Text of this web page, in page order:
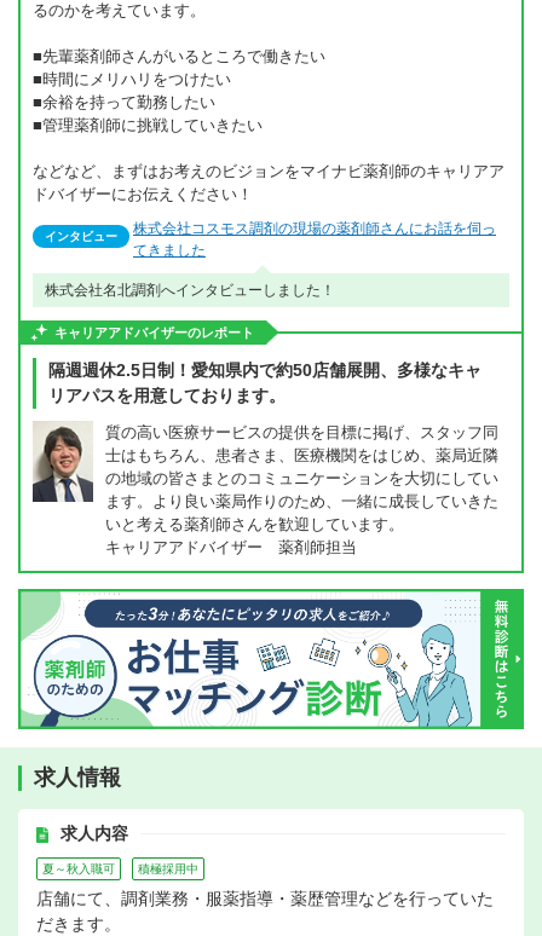
るのかを考えています。
■先輩薬剤師さんがいるところで働きたい
■時間にメリハリをつけたい
■余裕を持って勤務したい
■管理薬剤師に挑戦していきたい
などなど、まずはお考えのビジョンをマイナビ薬剤師のキャリアア
ドバイザーにお伝えください！
インタビュー
株式会社コスモス調剤の現場の薬剤師さんにお話を伺っ
てきました
株式会社名北調剤へインタビューしました！
キャリアアドバイザーのレポート
隔週週休2.5日制！愛知県内で約50店舗展開、多様なキャ
リアパスを用意しております。
質の高い医療サービスの提供を目標に掲げ、スタッフ同
士はもちろん、患者さま、医療機関をはじめ、薬局近隣
の地域の皆さまとのコミュニケーションを大切にしてい
ます。より良い薬局作りのため、一緒に成長していきた
いと考える薬剤師さんを歓迎しています。
キャリアアドバイザー 薬剤師担当
求人情報
求人内容
夏～秋入職可 積極採用中
店舗にて、調剤業務・服薬指導・薬歴管理などを行っていた
だきます。